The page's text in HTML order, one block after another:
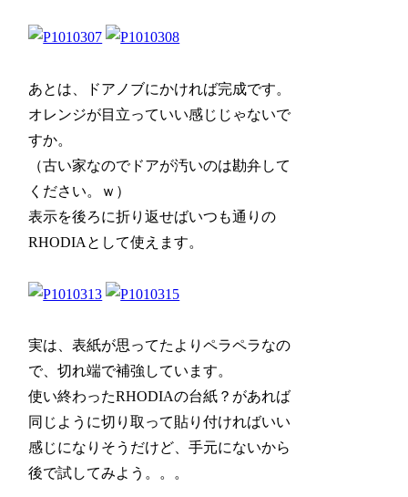
あとは、ドアノブにかければ完成です。
オレンジが目立っていい感じじゃないで
すか。
（古い家なのでドアが汚いのは勘弁して
ください。ｗ）
表示を後ろに折り返せばいつも通りの
RHODIAとして使えます。
実は、表紙が思ってたよりペラペラなの
で、切れ端で補強しています。
使い終わったRHODIAの台紙？があれば
同じように切り取って貼り付ければいい
感じになりそうだけど、手元にないから
後で試してみよう。。。